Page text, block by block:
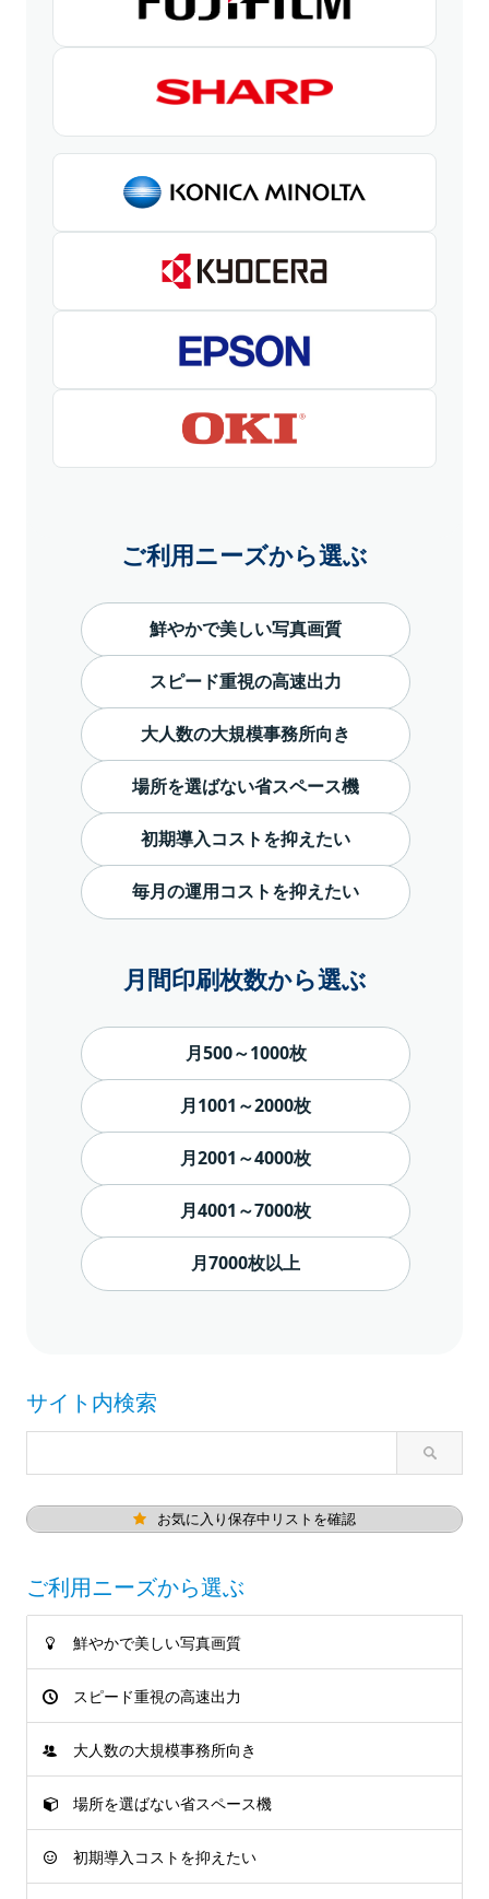
ご利用ニーズから選ぶ
鮮やかで美しい写真画質
スピード重視の高速出力
大人数の大規模事務所向き
場所を選ばない省スペース機
初期導入コストを抑えたい
毎月の運用コストを抑えたい
月間印刷枚数から選ぶ
月500～1000枚
月1001～2000枚
月2001～4000枚
月4001～7000枚
月7000枚以上
サイト内検索
お気に入り保存中リストを確認
ご利用ニーズから選ぶ
鮮やかで美しい写真画質
スピード重視の高速出力
大人数の大規模事務所向き
場所を選ばない省スペース機
初期導入コストを抑えたい